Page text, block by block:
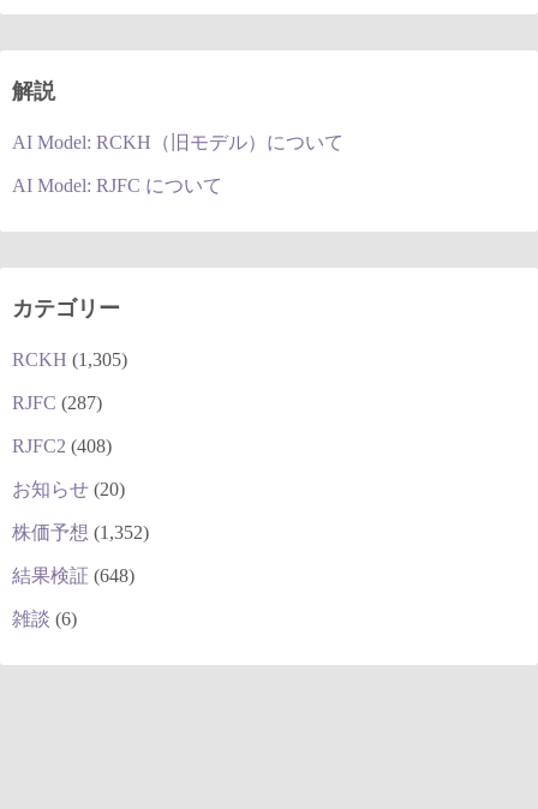
解説
AI Model: RCKH（旧モデル）について
AI Model: RJFC について
カテゴリー
RCKH (1,305)
RJFC (287)
RJFC2 (408)
お知らせ (20)
株価予想 (1,352)
結果検証 (648)
雑談 (6)